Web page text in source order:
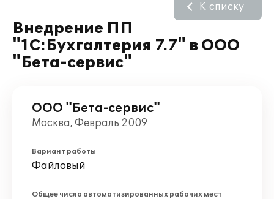
Внедрение ПП
"1С:Бухгалтерия 7.7" в ООО
"Бета-сервис"
К списку
ООО "Бета-сервис"
Москва, Февраль 2009
Вариант работы
Файловый
Общее число автоматизированных рабочих мест